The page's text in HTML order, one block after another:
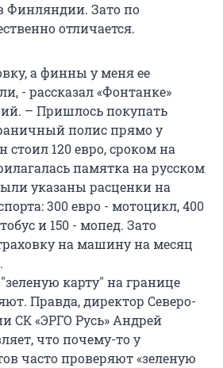
Финляндии. Зато по
отличается.
а финны у меня ее
- рассказал «Фонтанке»
– Пришлось покупать
полис прямо у
120 евро, сроком на
памятка на русском
указаны расценки на
300 евро - мотоцикл, 400
и 150 - мопед. Зато
на машину на месяц
карту" на границе
Правда, директор Северо-
СК «ЭРГО Русь» Андрей
что почему-то у
часто проверяют «зеленую